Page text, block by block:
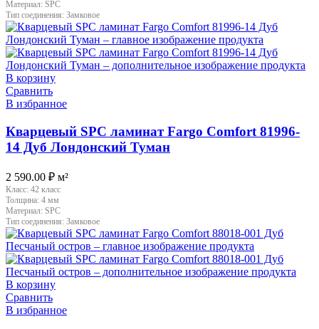
Материал: SPC
Тип соединения: Замковое
В корзину
Сравнить
В избранное
Кварцевый SPC ламинат Fargo Comfort 81996-
14 Дуб Лондонский Туман
2 590.00 ₽ м²
Класс: 42 класс
Толщина: 4 мм
Материал: SPC
Тип соединения: Замковое
В корзину
Сравнить
В избранное